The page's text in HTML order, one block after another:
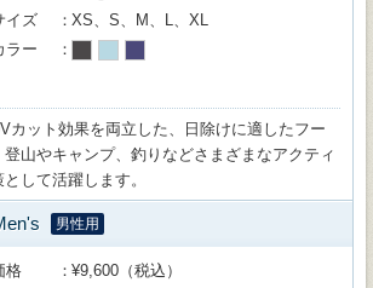
イズ
XS、S、M、L、XL
ラー
カット効果を両立した、日除けに適したフー
登山やキャンプ、釣りなどさまざまなアクティ
して活躍します。
男性用
格
¥9,600（税込）